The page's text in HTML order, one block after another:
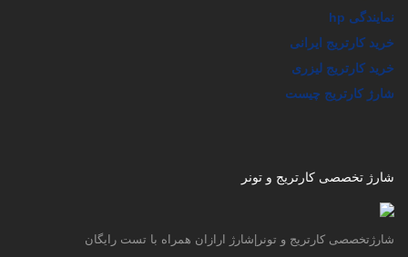
نمایندگی hp
خرید کارتریج ایرانی
خرید کارتریج لیزری
شارژ کارتریج چیست
شارژ تخصصی کارتریج و تونر
شارژتخصصی کارتریج و تونر|شارژ ارازان همراه با تست رایگان